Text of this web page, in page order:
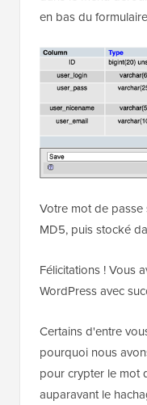
en bas du
Votre mot de
MD5, puis stocké
Félicitations ! Vous
WordPress avec
Certains d'entre
pourquoi nous
pour crypter le mot
auparavant le